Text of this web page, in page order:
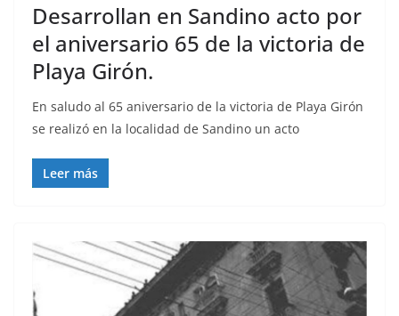
Desarrollan en Sandino acto por
el aniversario 65 de la victoria de
Playa Girón.
En saludo al 65 aniversario de la victoria de Playa Girón
se realizó en la localidad de Sandino un acto
Leer más